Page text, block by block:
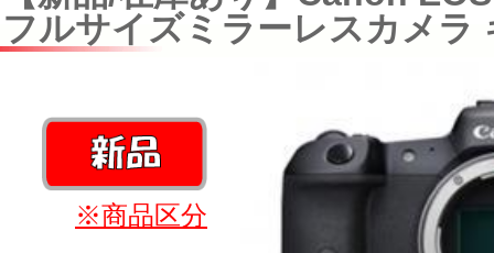
フルサイズミラーレスカメラ
※商品区分